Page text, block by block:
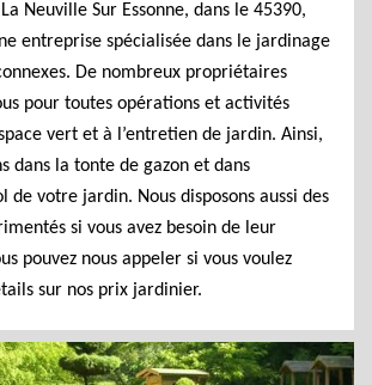
Neuville Sur Essonne, dans le 45390,
entreprise spécialisée dans le jardinage
De nombreux propriétaires
pour toutes opérations et activités
vert et à l’entretien de jardin. Ainsi,
dans la tonte de gazon et dans
de votre jardin. Nous disposons aussi des
si vous avez besoin de leur
pouvez nous appeler si vous voulez
sur nos prix jardinier.